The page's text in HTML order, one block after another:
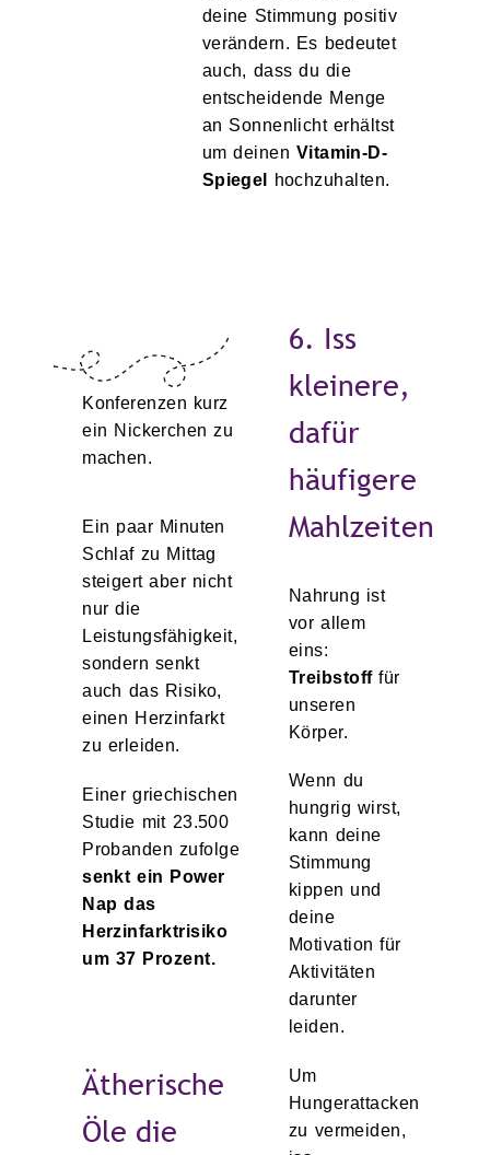
deine Stimmung positiv
verändern. Es bedeutet
auch, dass du die
entscheidende Menge
an Sonnenlicht erhältst
um deinen Vitamin-D-
Spiegel
hochzuhalten.
6. Iss
kleinere,
dafür
häufigere
Mahlzeiten
Nahrung ist
vor allem
eins:
Treibstofffür
unseren
Körper.
Wenn du
hungrig wirst,
kann deine
Stimmung
kippen und
deine
Motivation für
Aktivitäten
darunter
leiden.
Um
Hungerattacken
zu vermeiden,
Konferenzen kurz
ein Nickerchen zu
machen.
Ein paar Minuten
Schlaf zu Mittag
steigert aber nicht
nur die
Leistungsfähigkeit,
sondern senkt
auch das Risiko,
einen Herzinfarkt
zu erleiden.
Einer griechischen
Studie mit 23.500
Probanden zufolge
senkt ein Power
Nap das
Herzinfarktrisiko
um 37 Prozent.
Ätherische
Öle die